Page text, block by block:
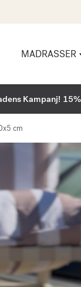
MADRASSER
Kampanj!
cm